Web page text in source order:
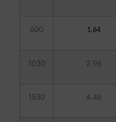
600 1.64
1030 2.96
1530 4.46